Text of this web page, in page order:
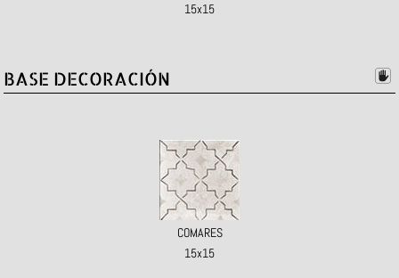
15x15
BASE DECORACIÓN
COMARES
15x15